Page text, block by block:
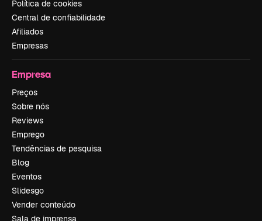
Política de cookies
Central de confiabilidade
Afiliados
Empresas
Empresa
Preços
Sobre nós
Reviews
Emprego
Tendências de pesquisa
Blog
Eventos
Slidesgo
Vender conteúdo
Sala de imprensa